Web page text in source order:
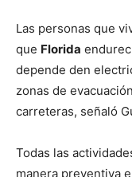
Las personas que
que Florida
depende den
zonas de
carreteras, señaló
Todas las
manera preventiva